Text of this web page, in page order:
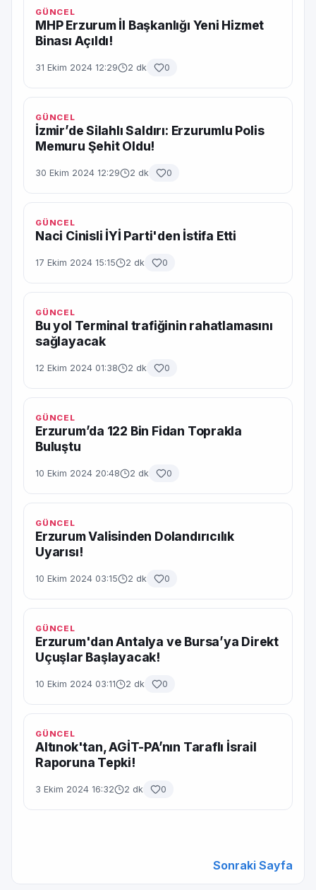
GÜNCEL
MHP Erzurum İl Başkanlığı Yeni Hizmet
Binası Açıldı!
31 Ekim 2024 12:29 2 dk 0
GÜNCEL
İzmir’de Silahlı Saldırı: Erzurumlu Polis
Memuru Şehit Oldu!
30 Ekim 2024 12:29 2 dk 0
GÜNCEL
Naci Cinisli İYİ Parti'den İstifa Etti
17 Ekim 2024 15:15 2 dk 0
GÜNCEL
Bu yol Terminal trafiğinin rahatlamasını
sağlayacak
12 Ekim 2024 01:38 2 dk 0
GÜNCEL
Erzurum’da 122 Bin Fidan Toprakla
Buluştu
10 Ekim 2024 20:48 2 dk 0
GÜNCEL
Erzurum Valisinden Dolandırıcılık
Uyarısı!
10 Ekim 2024 03:15 2 dk 0
GÜNCEL
Erzurum'dan Antalya ve Bursa’ya Direkt
Uçuşlar Başlayacak!
10 Ekim 2024 03:11 2 dk 0
GÜNCEL
Altınok'tan, AGİT-PA’nın Taraflı İsrail
Raporuna Tepki!
3 Ekim 2024 16:32 2 dk 0
Sonraki Sayfa